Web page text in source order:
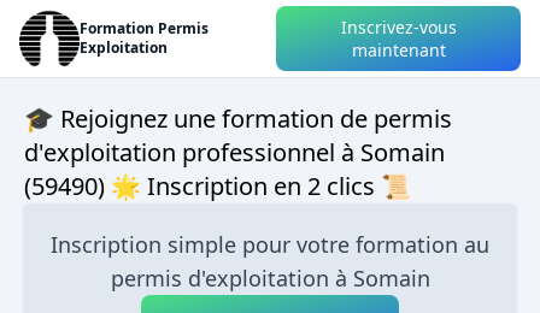
Formation Permis
Exploitation
Inscrivez-vous
maintenant
🎓 Rejoignez une formation de permis
d'exploitation professionnel à Somain
(59490) 🌟 Inscription en 2 clics 📜
Inscription simple pour votre formation au
permis d'exploitation à Somain